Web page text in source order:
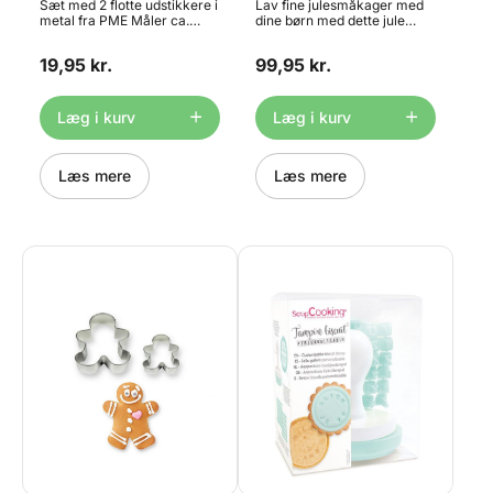
Sæt med 2 flotte udstikkere i
metal fra PME Måler ca.
opvaskemaskine
19,95 kr.
Læg i kurv
Læs mere
Lav fine julesmåkager med
dine børn med dette jule
udstikkere: snefnug,
stjerne, slæde, juletræ,
julestrømpe, snemand,
rensdyr, pynt, slikstok,
nissehue, engel, klokke,
julegave, krans,
småkagedreng og vante.
Måler ca. 7-9cm (18stk.).
99,95 kr.
Læg i kurv
Læs mere